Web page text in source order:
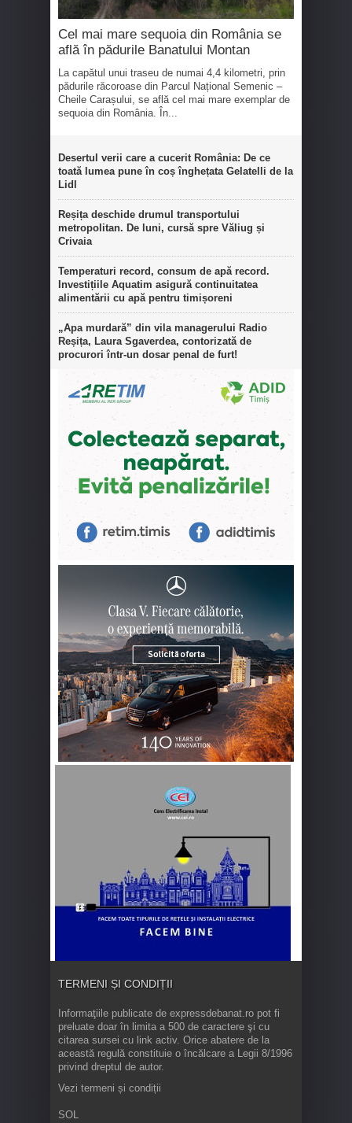
Cel mai mare sequoia din România se
află în pădurile Banatului Montan
La capătul unui traseu de numai 4,4 kilometri, prin
pădurile răcoroase din Parcul Național Semenic –
Cheile Carașului, se află cel mai mare exemplar de
sequoia din România. În...
Desertul verii care a cucerit România: De ce
toată lumea pune în coș înghețata Gelatelli de la
Lidl
Reșița deschide drumul transportului
metropolitan. De luni, cursă spre Văliug și
Crivaia
Temperaturi record, consum de apă record.
Investițiile Aquatim asigură continuitatea
alimentării cu apă pentru timișoreni
„Apa murdară” din vila managerului Radio
Reșița, Laura Sgaverdea, contorizată de
procurori într-un dosar penal de furt!
TERMENI ȘI CONDIȚII
Informaţiile publicate de expressdebanat.ro pot fi
preluate doar în limita a 500 de caractere şi cu
citarea sursei cu link activ. Orice abatere de la
această regulă constituie o încălcare a Legii 8/1996
privind dreptul de autor.
Vezi termeni și condiții
SOL